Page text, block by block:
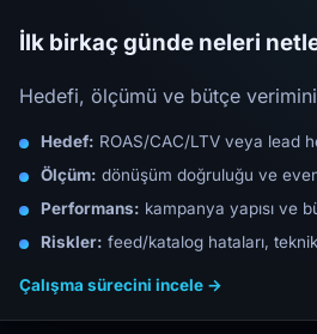
İlk birkaç günde neleri
Hedefi, ölçümü ve bütçe verimini
Hedef: ROAS/CAC/LTV veya lead
Ölçüm: dönüşüm doğruluğu ve
Performans: kampanya yapısı ve
Riskler: feed/katalog hataları,
Çalışma sürecini incele →